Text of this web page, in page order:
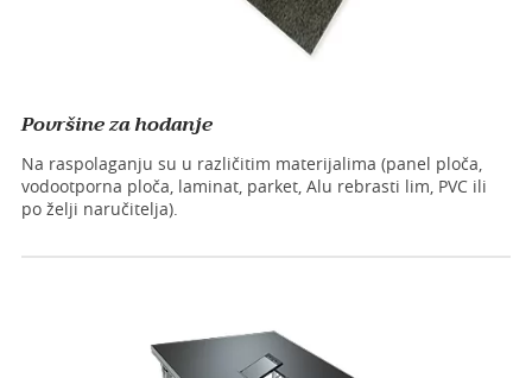
Površine za hodanje
Na raspolaganju su u različitim materijalima (panel ploča,
vodootporna ploča, laminat, parket, Alu rebrasti lim, PVC ili
po želji naručitelja).